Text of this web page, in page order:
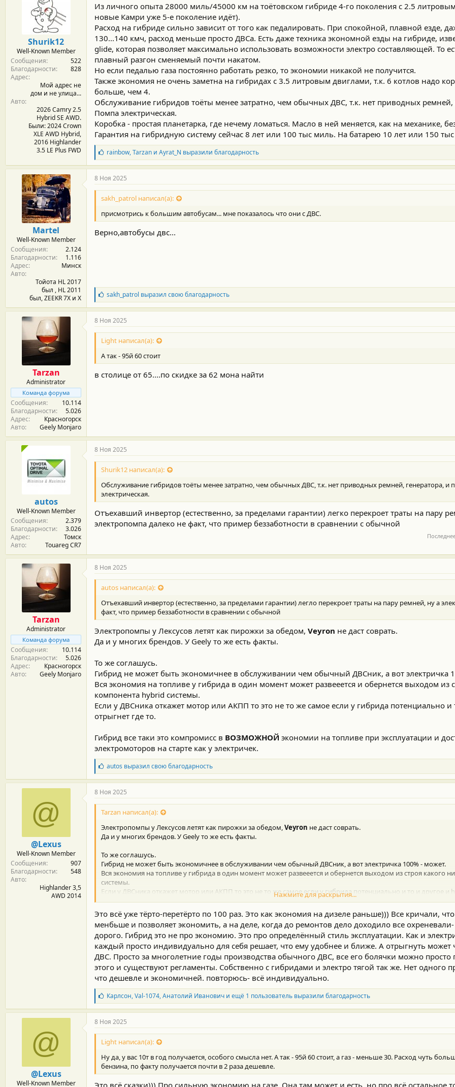
Shurik12
Well-Known Member
Сообщения
522
Благодарности
828
Адрес
Мой адрес не
дом и не улица...
Авто
2026 Camry 2.5
Hybrid SE AWD.
Были: 2024 Crown
XLE AWD Hybrid,
2016 Highlander
3.5 LE Plus FWD
Из личного опыта 28000 миль/45000 км на тоётовском гибриде 4-го поколения с 2.5
новые Камри уже 5-е поколение идёт).
Расход на гибриде сильно зависит от того как педалировать. При спокойной, плавной езде,
130...140 кмч, расход меньше просто ДВСа. Есть даже техника экономной езды на гибриде,
glide, которая позволяет максимально использовать возможности электро составляющей. То
плавный разгон сменяемый почти накатом.
Но если педалью газа постоянно работать резко, то экономии никакой не получится.
Также экономия не очень заметна на гибридах с 3.5 литровым двиглами, т.к. 6 котлов надо
больше, чем 4.
Обслуживание гибридов тоёты менее затратно, чем обычных ДВС, т.к. нет приводных ремней,
Помпа электрическая.
Коробка - простая планетарка, где нечему ломаться. Масло в ней меняется, как на механике,
Гарантия на гибридную систему сейчас 8 лет или 100 тыс миль. На батарею 10 лет или 150
Б
л
а
г
о
д
а
н
с
rainbow,Tarzanи Ayrat_N выразили благодарность
Martel
Well-Known Member
Сообщения
2.124
Благодарности
1.116
Адрес
Минск
Авто
Тойота HL 2017
был , HL 2011
был, ZEEKR 7X и Х
8 Ноя 2025
sakh_patrol написал(а):
присмотрись к большим автобусам... мне показалось что они с ДВС.
Верно,автобусы двс...
Б
л
а
г
о
д
а
н
с
sakh_patrol выразил свою благодарность
Tarzan
Administrator
Команда форума
Сообщения
10.114
Благодарности
5.026
Адрес
Красногорск
Авто
Geely Monjaro
8 Ноя 2025
Light написал(а):
А так - 95й 60 стоит
в столице от 65....по скидке за 62 мона найти
autos
Well-Known Member
Сообщения
2.379
Благодарности
3.026
Адрес
Томск
Авто
Touareg CR7
8 Ноя 2025
Shurik12 написал(а):
Обслуживание гибридов тоёты менее затратно, чем обычных ДВС, т.к. нет приводных ремней, генератора, и
электрическая.
Отъехавший инвертор (естественно, за пределами гарантии) легко перекроет траты на пару
электропомпа далеко не факт, что пример беззаботности в сравнении с обычной
Tarzan
Administrator
Команда форума
Сообщения
10.114
Благодарности
5.026
Адрес
Красногорск
Авто
Geely Monjaro
8 Ноя 2025
autos написал(а):
Отъехавший инвертор (естественно, за пределами гарантии) легло перекроет траты на пару ремней, ну а
факт, что пример беззаботности в сравнении с обычной
Электропомпы у Лексусов летят как пирожки за обедом, Veyron не даст соврать.
Да и у многих брендов. У Geely то же есть факты.
То же соглашусь.
Гибрид не может быть экономичнее в обслуживании чем обычный ДВСник, а вот электричка
Вся экономия на топливе у гибрида в один момент может развееется и обернется выходом из
компонента hybrid системы.
Если у ДВСника откажет мотор или АКПП то это не то же самое если у гибрида потенциально и
отрыгнет где то.
Гибрид все таки это компромисс в ВОЗМОЖНОЙ экономии на топливе при эксплуатации и
электромоторов на старте как у электричек.
Б
л
а
г
о
д
а
н
о
т
и
:
autos выразил свою благодарность
@
@Lexus
Well-Known Member
Сообщения
907
Благодарности
548
Авто
Highlander 3,5
AWD 2014
8 Ноя 2025
Tarzan написал(а):
Электропомпы у Лексусов летят как пирожки за обедом,Veyron не даст соврать.
Да и у многих брендов. У Geely то же есть факты.
То же соглашусь.
Гибрид не может быть экономичнее в обслуживании чем обычный ДВСник, а вот электричка 100% - может.
Вся экономия на топливе у гибрида в один момент может развееется и обернется выходом из строя какого
системы.
Если у ДВСника откажет мотор или АКПП то это не то же самое если у гибрида потенциально и то и другое и
Гибрид все таки это компромисс в
ВОЗМОЖНОЙ
экономии на топливе при эксплуатации и доступная тяга
как у электричек.
Нажмите для раскрытия...
Это всё уже тёрто-перетёрто по 100 раз. Это как экономия на дизеле раньше))) Все кричали,
менбьше и позволяет экономить, а на деле, когда до ремонтов дело доходило все
дорого. Гибрид это не про экономию. Это про определённый стиль эксплуатации. Как и
каждый просто индивидуально для себя решает, что ему удобнее и ближе. А отрыгнуть может
ДВС. Просто за многолетние годы производства обычного ДВС, все его болячки можно просто
этого и существуют регламенты. Собственно с гибридами и электро тягой так же. Нет одного
что дешевле и экономичней. повторюсь- всё индивидуально.
Б
л
а
г
о
д
а
н
о
с
т
Карлсон,Val-1074,Анатолий Ивановичи ещё 1 пользователь выразили благодарность
@
@Lexus
Well-Known Member
8 Ноя 2025
Light написал(а):
Ну да, у вас 10т в год получается, особого смысла нет. А так - 95й 60 стоит, а газ - меньше 30. Расход чуть
бензина, по факту получается почти в 2 раза дешевле.
Это всё сказки))) Про сильную экономию на газе. Она там может и есть, но про всё остальное